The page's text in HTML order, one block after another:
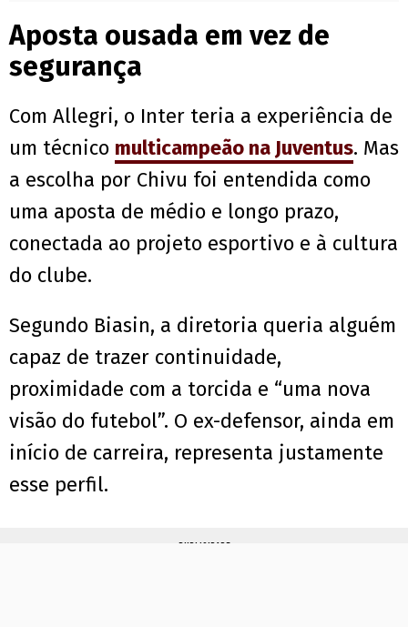
Aposta ousada em vez de
segurança
Com Allegri, o Inter teria a experiência de
um técnico multicampeão na Juventus. Mas
a escolha por Chivu foi entendida como
uma aposta de médio e longo prazo,
conectada ao projeto esportivo e à cultura
do clube.
Segundo Biasin, a diretoria queria alguém
capaz de trazer continuidade,
proximidade com a torcida e “uma nova
visão do futebol”. O ex-defensor, ainda em
início de carreira, representa justamente
esse perfil.
PUBLICIDADE